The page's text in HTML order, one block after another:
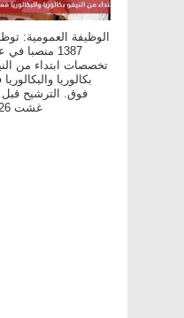
الوظيفة العمومية:
1387 منصبا
تخصصات ابتداء من
بكالوريا والبكالوريا
غشت 2026